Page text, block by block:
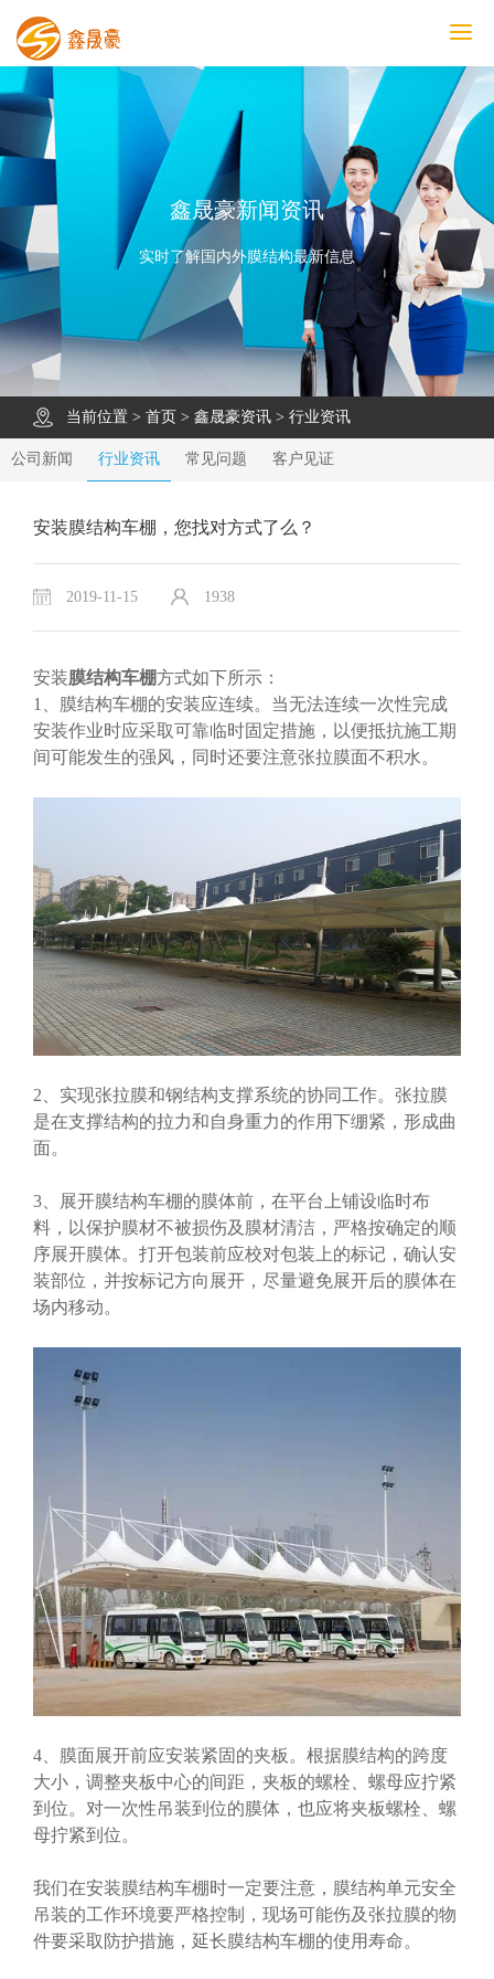
鑫晟豪首页
产品中心
工程案例
膜结构车棚
污水池反吊膜加盖
鑫晟豪资讯
关于鑫晟豪
联系鑫晟豪
鑫晟豪新闻资讯
实时了解国内外膜结构最新信息
当前位置 > 首页 > 鑫晟豪资讯 > 行业资讯
公司新闻 行业资讯 常见问题 客户见证
安装膜结构车棚，您找对方式了么？
2019-11-15 1938
安装膜结构车棚方式如下所示：
1、膜结构车棚的安装应连续。当无法连续一次性完成
安装作业时应采取可靠临时固定措施，以便抵抗施工期
间可能发生的强风，同时还要注意张拉膜面不积水。
2、实现张拉膜和钢结构支撑系统的协同工作。张拉膜
是在支撑结构的拉力和自身重力的作用下绷紧，形成曲
面。
3、展开膜结构车棚的膜体前，在平台上铺设临时布
料，以保护膜材不被损伤及膜材清洁，严格按确定的顺
序展开膜体。打开包装前应校对包装上的标记，确认安
装部位，并按标记方向展开，尽量避免展开后的膜体在
场内移动。
4、膜面展开前应安装紧固的夹板。根据膜结构的跨度
大小，调整夹板中心的间距，夹板的螺栓、螺母应拧紧
到位。对一次性吊装到位的膜体，也应将夹板螺栓、螺
母拧紧到位。
我们在安装膜结构车棚时一定要注意，膜结构单元安全
吊装的工作环境要严格控制，现场可能伤及张拉膜的物
件要采取防护措施，延长膜结构车棚的使用寿命。